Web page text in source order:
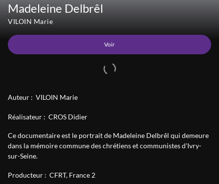
Madeleine Delbrêl
VILOIN Marie
Voir
Auteur : VILOIN Marie
Réalisateur : CROS Didier
Ce documentaire est le portrait de Madeleine Delbrêl qui demeure
dans la mémoire commune des chrétiens et communistes d'Ivry-
sur-Seine.
Producteur : CFRT France 2